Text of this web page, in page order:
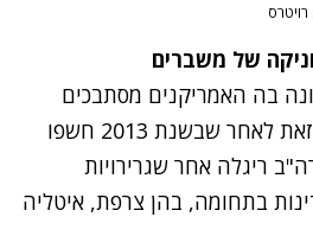
רויטרס
של משברים
בה האמריקנים מסתבכים
במשברים דיפלומטיים, זאת לאחר שבשנת 2013 חשפו
ריגלה אחר שגרירויות
בתחומה, בהן צרפת, איטליה